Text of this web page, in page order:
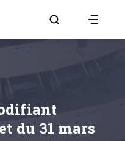
Aller à la page
du 31 mars